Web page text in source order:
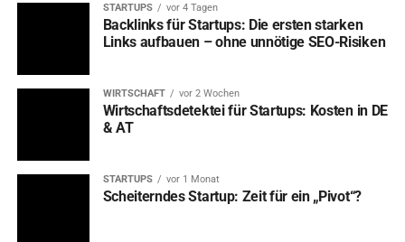
STARTUPS vor 4 Tagen
Backlinks für Startups: Die ersten starken
Links aufbauen – ohne unnötige SEO-Risiken
WIRTSCHAFT vor 2 Wochen
Wirtschaftsdetektei für Startups: Kosten in DE
& AT
STARTUPS vor 1 Monat
Scheiterndes Startup: Zeit für ein „Pivot“?